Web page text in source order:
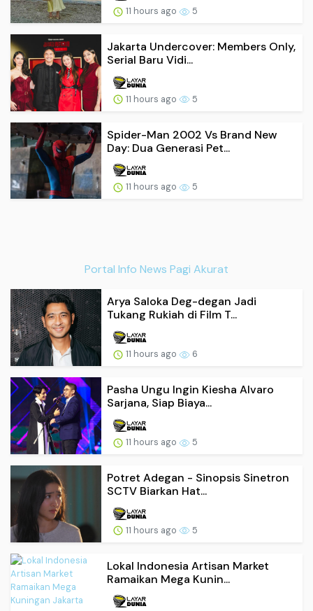
11 hours ago 5
Jakarta Undercover: Members Only,
Serial Baru Vidi...
11 hours ago 5
Spider-Man 2002 Vs Brand New
Day: Dua Generasi Pet...
11 hours ago 5
Portal Info News Pagi Akurat
Arya Saloka Deg-degan Jadi
Tukang Rukiah di Film T...
11 hours ago 6
Pasha Ungu Ingin Kiesha Alvaro
Sarjana, Siap Biaya...
11 hours ago 5
Potret Adegan - Sinopsis Sinetron
SCTV Biarkan Hat...
11 hours ago 5
Lokal Indonesia Artisan Market
Ramaikan Mega Kunin...